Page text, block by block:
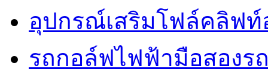
อุปกรณ์เสริมโฟล์คลิฟท์
รถกอล์ฟไฟฟ้ามือสองร